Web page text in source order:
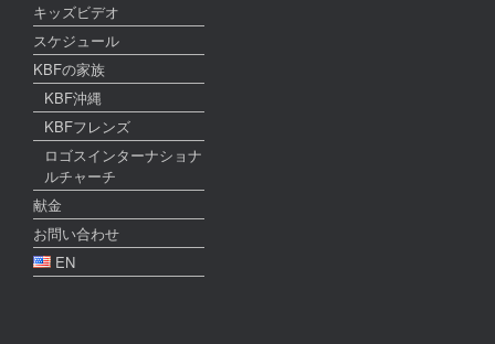
キッズビデオ
スケジュール
KBFの家族
KBF沖縄
KBFフレンズ
ロゴスインターナショナ
ルチャーチ
献金
お問い合わせ
EN